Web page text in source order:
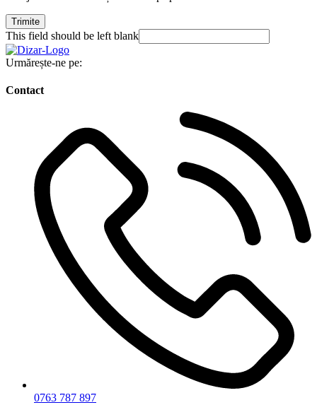
Trimite
This field should be left blank
Urmărește-ne pe:
Contact
0763 787 897